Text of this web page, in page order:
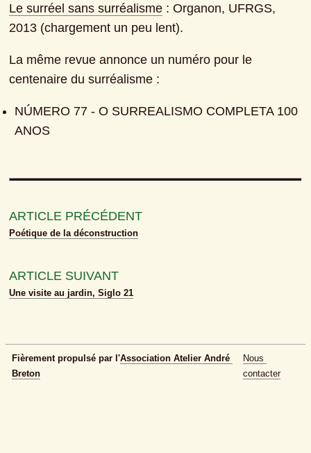
Le surréel sans surréalisme : Organon, UFRGS,
2013 (chargement un peu lent).
La même revue annonce un numéro pour le
centenaire du surréalisme :
NÚMERO 77 - O SURREALISMO COMPLETA 100
ANOS
ARTICLE PRÉCÉDENT
Poétique de la déconstruction
ARTICLE SUIVANT
Une visite au jardin, Siglo 21
Fièrement propulsé par l'Association Atelier André
Breton
Nous
contacter